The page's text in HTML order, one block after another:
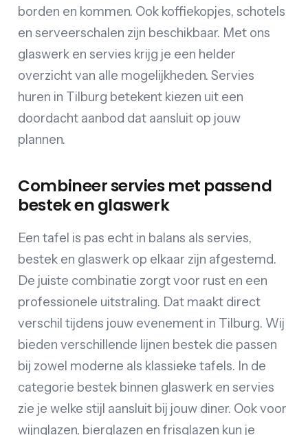
borden en kommen. Ook koffiekopjes, schotels
en serveerschalen zijn beschikbaar. Met ons
glaswerk en servies krijg je een helder
overzicht van alle mogelijkheden. Servies
huren in Tilburg betekent kiezen uit een
doordacht aanbod dat aansluit op jouw
plannen.
Combineer servies met passend
bestek en glaswerk
Een tafel is pas echt in balans als servies,
bestek en glaswerk op elkaar zijn afgestemd.
De juiste combinatie zorgt voor rust en een
professionele uitstraling. Dat maakt direct
verschil tijdens jouw evenement in Tilburg. Wij
bieden verschillende lijnen bestek die passen
bij zowel moderne als klassieke tafels. In de
categorie bestek binnen glaswerk en servies
zie je welke stijl aansluit bij jouw diner. Ook voor
wijnglazen, bierglazen en frisglazen kun je